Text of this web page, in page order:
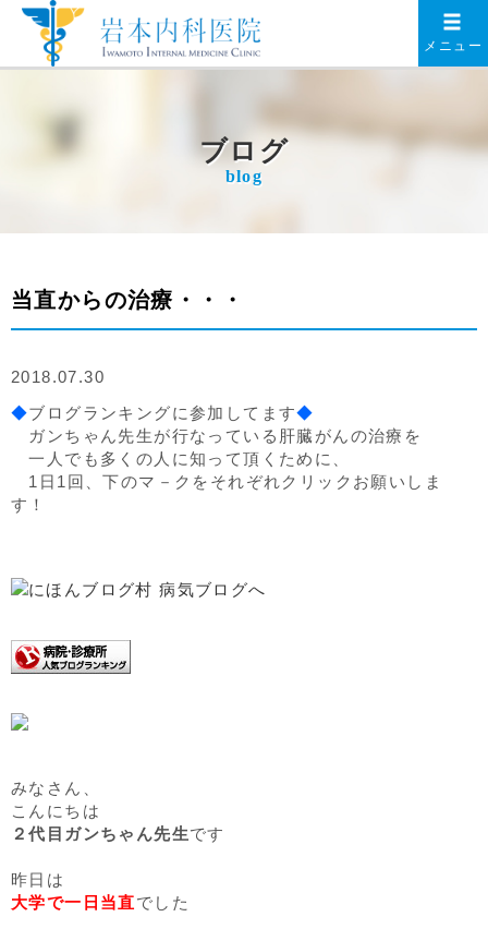
メニュー
ブログ
blog
当直からの治療・・・
2018.07.30
◆ブログランキングに参加してます◆
ガンちゃん先生が行なっている肝臓がんの治療を
一人でも多くの人に知って頂くために、
1日1回、下のマ－クをそれぞれクリックお願いしま
す！
みなさん、
こんにちは
２代目ガンちゃん先生です
昨日は
大学で一日当直でした